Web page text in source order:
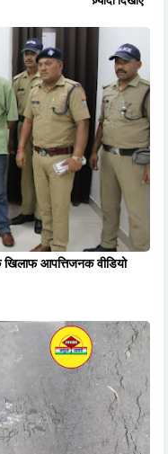
आपत्तिजनक वीडियो